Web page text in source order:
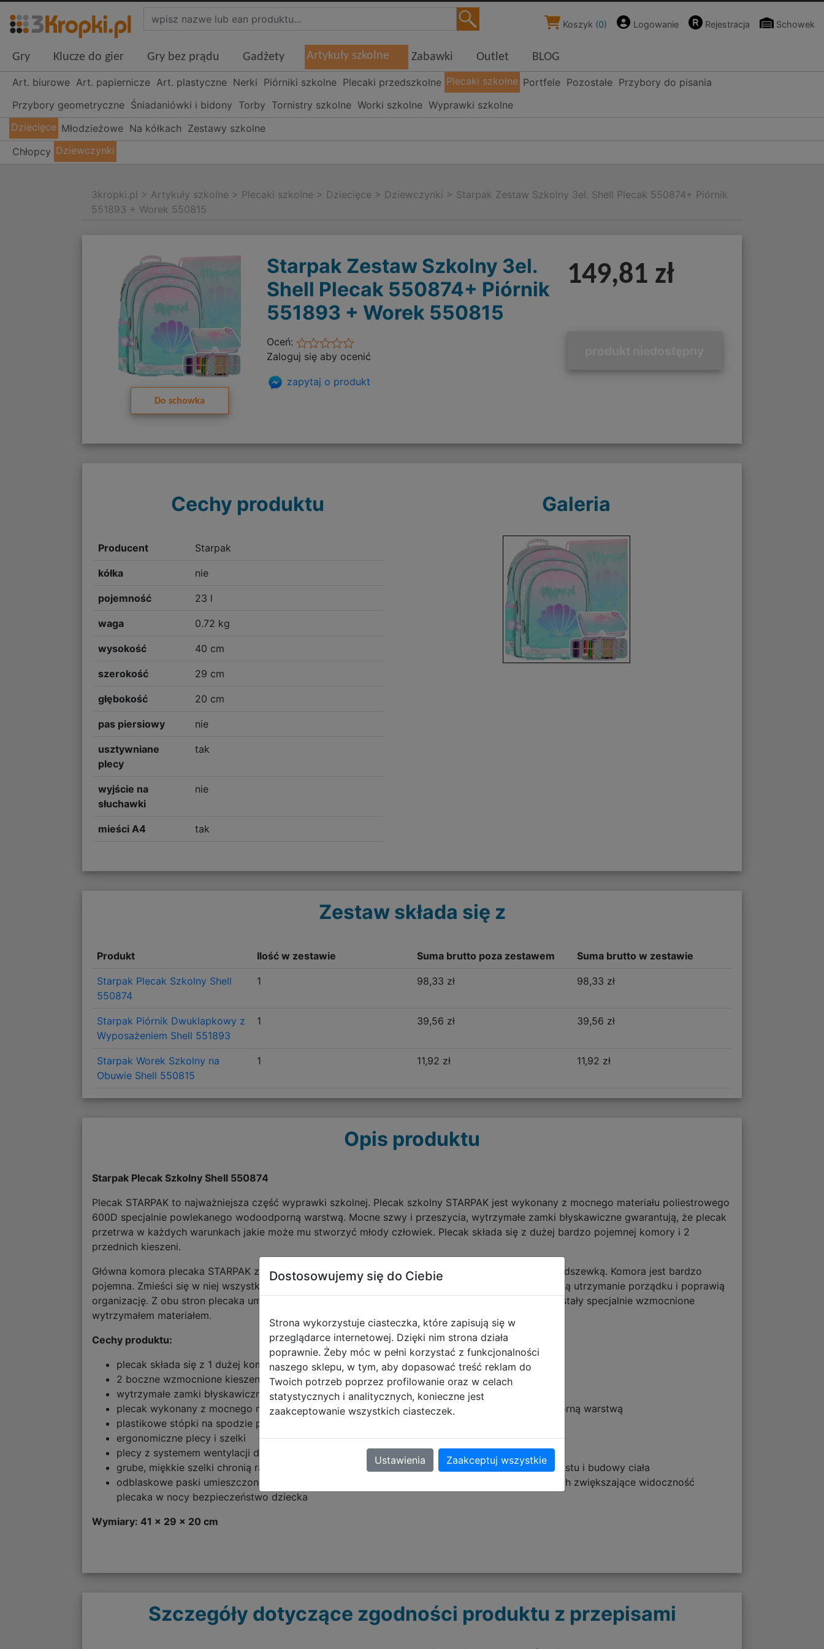
Koszyk (0) Logowanie Rejestracja Schowek
Gry Klucze do gier Gry bez prądu Gadżety Artykuły szkolne Zabawki Outlet BLOG
Art. biurowe Art. papiernicze Art. plastyczne Nerki Piórniki szkolne Plecaki przedszkolne Plecaki szkolne Portfele Pozostałe Przybory do pisania
Przybory geometryczne Śniadaniówki i bidony Torby Tornistry szkolne Worki szkolne Wyprawki szkolne
Dziecięce Młodzieżowe Na kółkach Zestawy szkolne
Chłopcy Dziewczynki
3kropki.pl > Artykuły szkolne > Plecaki szkolne > Dziecięce > Dziewczynki > Starpak Zestaw Szkolny 3el. Shell Plecak 550874+ Piórnik
551893 + Worek 550815
Do schowka
Starpak Zestaw Szkolny 3el.
Shell Plecak 550874+ Piórnik
551893 + Worek 550815
Oceń:
Zaloguj się aby ocenić
zapytaj o produkt
149,81 zł
Cechy produktu
Producent Starpak
kółka nie
pojemność 23 l
waga 0.72 kg
wysokość 40 cm
szerokość 29 cm
głębokość 20 cm
pas piersiowy nie
usztywniane
plecy
tak
wyjście na
słuchawki
nie
mieści A4 tak
Galeria
Zestaw składa się z
Produkt Ilość w zestawie Suma brutto poza zestawem Suma brutto w zestawie
Starpak Plecak Szkolny Shell
550874
1 98,33 zł 98,33 zł
Starpak Piórnik Dwuklapkowy z
Wyposażeniem Shell 551893
1 39,56 zł 39,56 zł
Starpak Worek Szkolny na
Obuwie Shell 550815
1 11,92 zł 11,92 zł
Opis produktu
Starpak Plecak Szkolny Shell 550874
Plecak STARPAK to najważniejsza część wyprawki szkolnej. Plecak szkolny STARPAK jest wykonany z mocnego materiału poliestrowego
600D specjalnie powlekanego wodoodporną warstwą. Mocne szwy i przeszycia, wytrzymałe zamki błyskawiczne gwarantują, że plecak
przetrwa w każdych warunkach jakie może mu stworzyć młody człowiek. Plecak składa się z dużej bardzo pojemnej komory i 2
przednich kieszeni.
Główna komora plecaka STARPAK została wyłożona specjalną wzmocniona i łatwą w czyszczeniu podszewką. Komora jest bardzo
pojemna. Zmieści się w niej wszystko co potrzebne w szkole. Dodatkowo 2 przednie kieszenie ułatwią utrzymanie porządku i poprawią
organizację. Z obu stron plecaka umieściliśmy siatkowe kieszenie na butelki z napojem. Kieszenie zostały specjalnie wzmocnione
wytrzymałem materiałem.
Cechy produktu:
plecak składa się z 1 dużej komory i 2 obszernych przedniej kieszeni
2 boczne wzmocnione kieszenie siatkowe na butelkę z napojem
wytrzymałe zamki błyskawiczne,
plecak wykonany z mocnego materiału poliestrowego 600D specjalnie powlekanego wodoodporną warstwą
plastikowe stópki na spodzie plecaka ochrona przed wilgocią i brudem
ergonomiczne plecy i szelki
plecy z systemem wentylacji dla większego komfortu
grube, miękkie szelki chronią ramiona- regulowane szelki pozwalają dopasować plecak do wzrostu i budowy ciała
odblaskowe paski umieszczone na przedniej kieszeni, na obu bocznych kieszeniach i na szelkach zwiększające widoczność
plecaka w nocy bezpieczeństwo dziecka
Wymiary: 41 x 29 x 20 cm
Szczegóły dotyczące zgodności produktu z przepisami
Dostosowujemy się do Ciebie
Strona wykorzystuje ciasteczka, które zapisują się w
przeglądarce internetowej. Dzięki nim strona działa
poprawnie. Żeby móc w pełni korzystać z funkcjonalności
naszego sklepu, w tym, aby dopasować treść reklam do
Twoich potrzeb poprzez profilowanie oraz w celach
statystycznych i analitycznych, konieczne jest
zaakceptowanie wszystkich ciasteczek.
Ustawienia Zaakceptuj wszystkie